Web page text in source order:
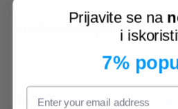
PolarB toranj 44070
13,99 €
Prijavite se na
i
7%